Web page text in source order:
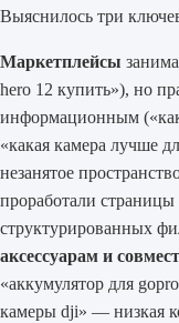
Выяснилось три
Маркетплейсы
hero 12 купить»), но
информационным
«какая камера лучше
незанятое
проработали страницы
структурированных
аксессуарам и
«аккумулятор для
камеры dji» — низкая